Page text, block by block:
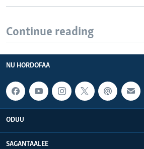
Continue reading
NU HORDOFAA
ODUU
SAGANTAALEE